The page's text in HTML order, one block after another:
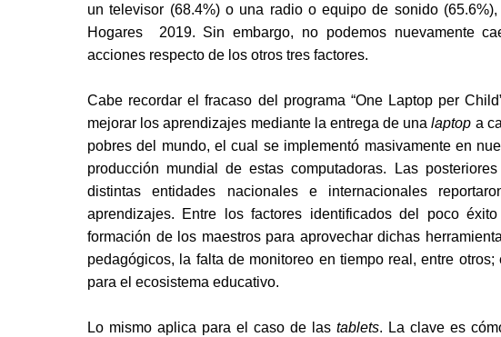
un televisor (68.4%) o una radio o equipo de sonido
Hogares  2019. Sin embargo, no podemos nuevamente
acciones respecto de los otros tres factores.
Cabe recordar el fracaso del programa “One Laptop per
mejorar los aprendizajes mediante la entrega de una laptop a
pobres del mundo, el cual se implementó masivamente en
producción mundial de estas computadoras. Las
distintas entidades nacionales e internacionales
aprendizajes. Entre los factores identificados del poco
formación de los maestros para aprovechar dichas
pedagógicos, la falta de monitoreo en tiempo real, entre
para el ecosistema educativo.
Lo mismo aplica para el caso de las tablets. La clave es